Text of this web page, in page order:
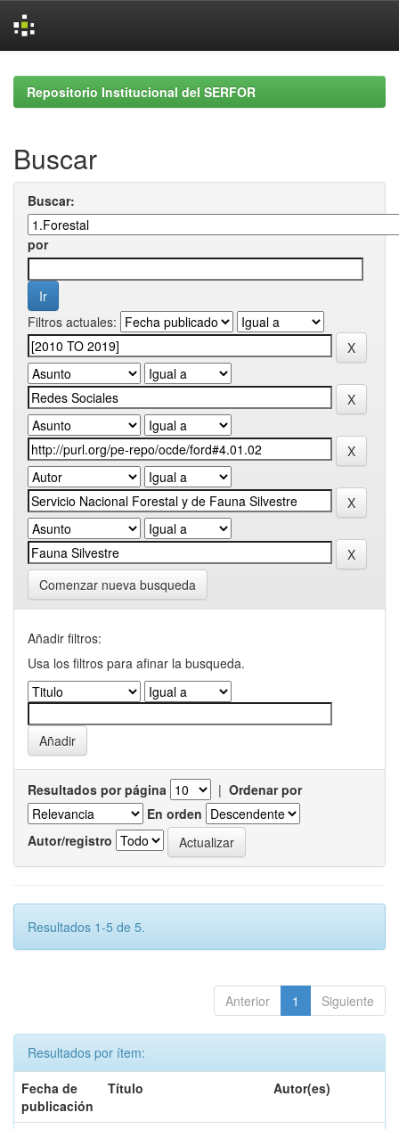
navigationRepositorio Institucional del SERFOR
Buscar
Buscar:
por
Filtros actuales:
Comenzar nueva busqueda
Añadir filtros:
Usa los filtros para afinar la busqueda.
Resultados por página | Ordenar por
En orden
Autor/registro
Resultados 1-5 de 5.
Anterior 1 Siguiente
Resultados por ítem:
Fecha de
publicación
Título Autor(es)